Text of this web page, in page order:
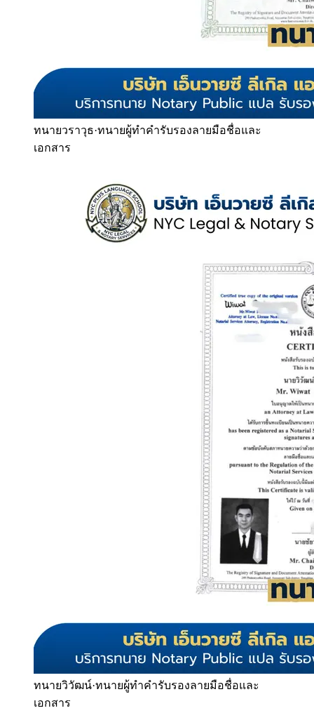
ทนายวราวุธ·ทนายผู้ทำคำรับรองลายมือชื่อและ
เอกสาร
ทนายวิวัฒน์·ทนายผู้ทำคำรับรองลายมือชื่อและ
เอกสาร